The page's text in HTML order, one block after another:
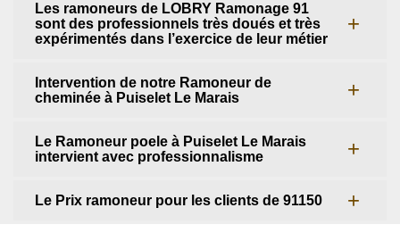
Les ramoneurs de LOBRY Ramonage 91
sont des professionnels très doués et très
expérimentés dans l’exercice de leur métier
Intervention de notre Ramoneur de
cheminée à Puiselet Le Marais
Le Ramoneur poele à Puiselet Le Marais
intervient avec professionnalisme
Le Prix ramoneur pour les clients de 91150